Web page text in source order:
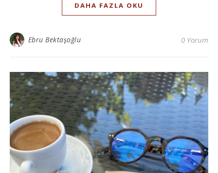
DAHA FAZLA OKU
Ebru Bektaşoğlu 0 Yorum